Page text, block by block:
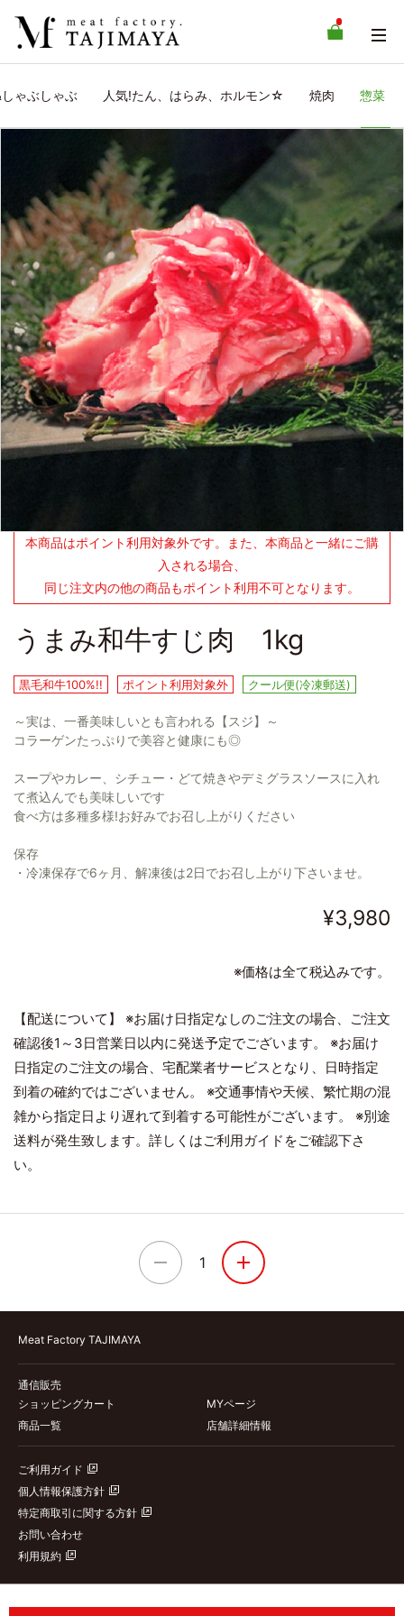
ゃぶしゃぶ 人気!たん、はらみ、ホルモン☆ 焼肉 惣菜
本商品はポイント利用対象外です。また、本商品と一緒にご購
入される場合、
同じ注文内の他の商品もポイント利用不可となります。
うまみ和牛すじ肉 1kg
黒毛和牛100%!! ポイント利用対象外 クール便(冷凍郵送)
～実は、一番美味しいとも言われる【スジ】～
コラーゲンたっぷりで美容と健康にも◎
スープやカレー、シチュー・どて焼きやデミグラスソースに入れ
て煮込んでも美味しいです
食べ方は多種多様!お好みでお召し上がりください
保存
・冷凍保存で6ヶ月、解凍後は2日でお召し上がり下さいませ。
¥3,980
※価格は全て税込みです。
【配送について】 ※お届け日指定なしのご注文の場合、ご注文
確認後1～3日営業日以内に発送予定でございます。 ※お届け
日指定のご注文の場合、宅配業者サービスとなり、日時指定
到着の確約ではございません。 ※交通事情や天候、繁忙期の混
雑から指定日より遅れて到着する可能性がございます。 ※別途
送料が発生致します。詳しくはご利用ガイドをご確認下さ
い。
1
Meat Factory TAJIMAYA
通信販売
ショッピングカート
商品一覧
店舗詳細情報
MYページ
ご利用ガイド
特定商取引に関する方針
利用規約
個人情報保護方針
お問い合わせ